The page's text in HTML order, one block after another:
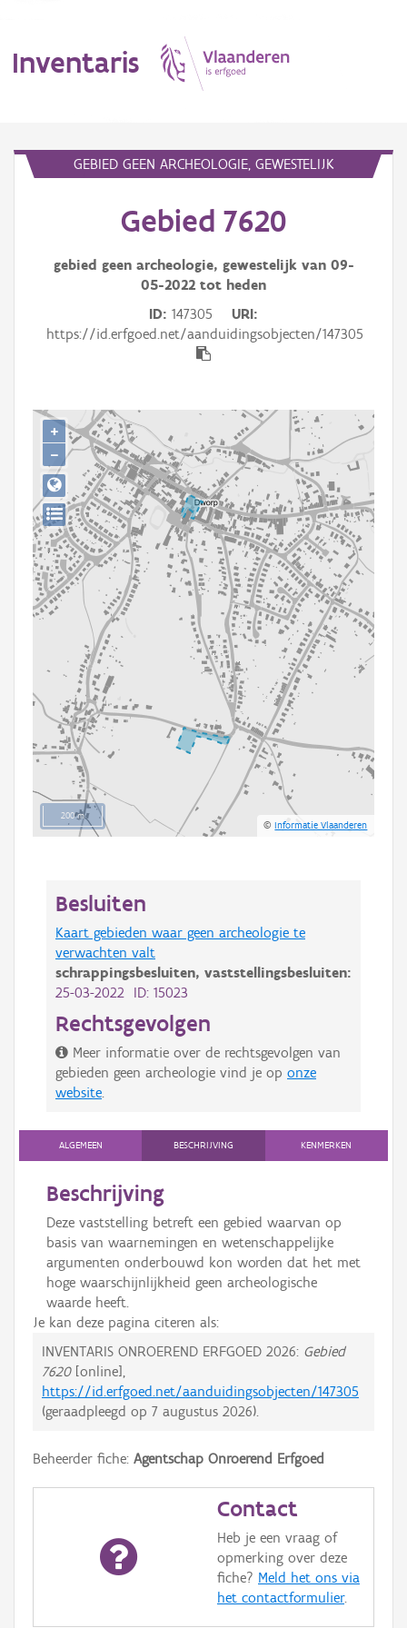
Inventaris
Aanduidingsobject
Thema
Persoon of collectief
Downloads
Hergebruik
Aanmelden
GEBIED GEEN ARCHEOLOGIE, GEWESTELIJK
Gebied 7620
gebied geen archeologie, gewestelijk van 09-
05-2022 tot heden
ID 147305
URI
https://id.erfgoed.net/aanduidingsobjecten/147305
200 m
©Informatie Vlaanderen
+
−
Besluiten
Kaart gebieden waar geen archeologie te
verwachten valt
schrappingsbesluiten, vaststellingsbesluiten:
25-03-2022 ID: 15023
Rechtsgevolgen
Meer informatie over de rechtsgevolgen van
gebieden geen archeologie vind je op onze
website.
ALGEMEEN BESCHRIJVING KENMERKEN
Beschrijving
Deze vaststelling betreft een gebied waarvan op
basis van waarnemingen en wetenschappelijke
argumenten onderbouwd kon worden dat het met
hoge waarschijnlijkheid geen archeologische
waarde heeft.
Je kan deze pagina citeren als:
INVENTARIS ONROEREND ERFGOED 2026: Gebied
7620[online],
https://id.erfgoed.net/aanduidingsobjecten/147305
(geraadpleegd op 7 augustus 2026).
Beheerder fiche: Agentschap Onroerend Erfgoed
Contact
Heb je een vraag of
opmerking over deze
fiche? Meld het ons via
het contactformulier.